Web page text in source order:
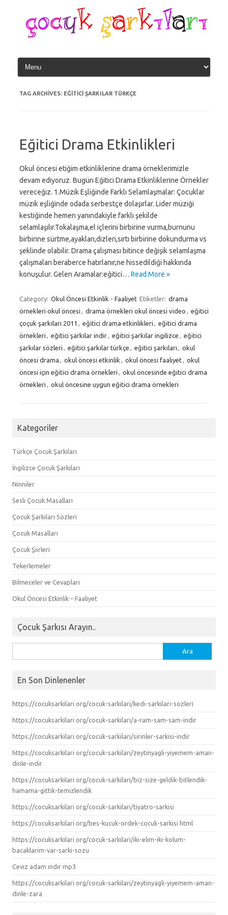
content
TAG ARCHIVES: EĞITICI ŞARKILAR TÜRKÇE
Eğitici Drama Etkinlikleri
Okul öncesi etiğim etkinliklerine drama örneklerimizle
devam ediyoruz. Bugün Eğitici Drama Etkinliklerine Örnekler
vereceğiz. 1.Müzik Eşliğinde Farklı Selamlaşmalar: Çocuklar
müzik eşliğinde odada serbestçe dolaşırlar. Lider müziği
kestiğinde hemen yanındakiyle farklı şekilde
selamlaşılır.Tokalaşma,el içlerini birbirine vurma,burnunu
birbirine sürtme,ayakları,dizleri,sırtı birbirine dokundurma vs
şeklinde olabilir. Drama çalışması bitince değişik selamlaşma
çalışmaları beraberce hatırlanır,ne hissedildiği hakkında
konuşulur. Gelen Aramalar:eğitici… Read More »
Category: Okul Öncesi Etkinlik - Faaliyet Etiketler: drama
örnekleri okul öncesi
drama örnekleri okul öncesi video
eğitici
çoçuk şarkıları 2011
eğitici drama etkinlikleri
eğitici drama
örnekleri
eğitici şarkılar indir eğitici şarkılar ingilizce
eğitici
şarkılar sözleri
eğitici şarkılar türkçe eğitici şarkıları
okul
öncesi drama
okul öncesi etkinlik okul öncesi faaliyet
okul
öncesi için eğitici drama örnekleri
okul öncesinde eğitici drama
örnekleri
okul öncesine uygun eğitici drama örnekleri
Kategoriler
Türkçe Çocuk Şarkıları
İngilizce Çocuk Şarkıları
Ninniler
Sesli Çocuk Masalları
Çocuk Şarkıları Sözleri
Çocuk Masalları
Çocuk Şiirleri
Tekerlemeler
Bilmeceler ve Cevapları
Okul Öncesi Etkinlik – Faaliyet
Çocuk Şarkısı Arayın..
En Son Dinlenenler
https://cocuksarkilari org/cocuk-sarkilari/kedi-sarkilari-sozleri
https://cocuksarkilari org/cocuk-sarkilari/a-ram-sam-sam-indir
https://cocuksarkilari org/cocuk-sarkilari/sirinler-sarkisi-indir
https://cocuksarkilari org/cocuk-sarkilari/zeytinyagli-yiyemem-aman-
dinle-indir
https://cocuksarkilari org/cocuk-sarkilari/biz-size-geldik-bitlendik-
hamama-gittik-temizlendik
https://cocuksarkilari org/cocuk-sarkilari/tiyatro-sarkisi
https://cocuksarkilari org/bes-kucuk-ordek-cocuk-sarkisi html
https://cocuksarkilari org/cocuk-sarkilari/iki-elim-iki-kolum-
bacaklarim-var-sarki-sozu
Cevız adam ındır mp3
https://cocuksarkilari org/cocuk-sarkilari/zeytinyagli-yiyemem-aman-
dinle-zara